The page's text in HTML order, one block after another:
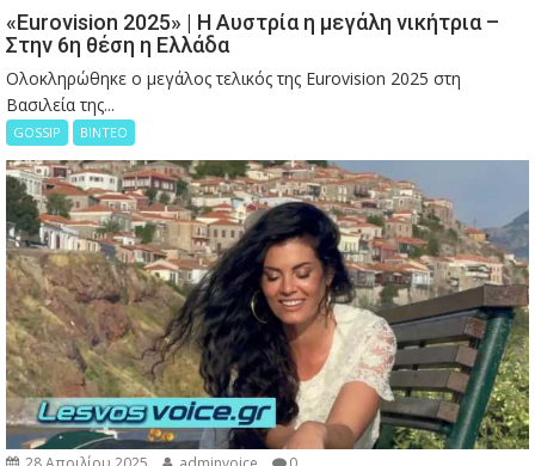
«Eurovision 2025» | Η Αυστρία η μεγάλη νικήτρια –
Στην 6η θέση η Ελλάδα
Ολοκληρώθηκε ο μεγάλος τελικός της Eurovision 2025 στη
Βασιλεία της...
GOSSIP ΒΙΝΤΕΟ